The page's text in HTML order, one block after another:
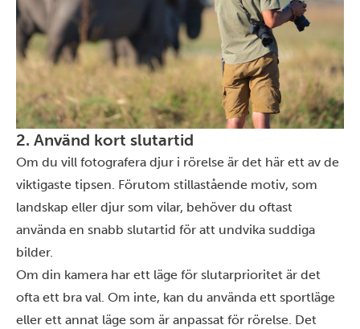
2. Använd kort slutartid
Om du vill fotografera djur i rörelse är det här ett av de
viktigaste tipsen. Förutom stillastående motiv, som
landskap eller djur som vilar, behöver du oftast
använda en snabb slutartid för att undvika suddiga
bilder.
Om din kamera har ett läge för slutarprioritet är det
ofta ett bra val. Om inte, kan du använda ett sportläge
eller ett annat läge som är anpassat för rörelse. Det